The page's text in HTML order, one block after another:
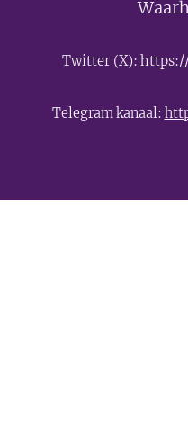
Twitter (X):
Telegram kanaal: